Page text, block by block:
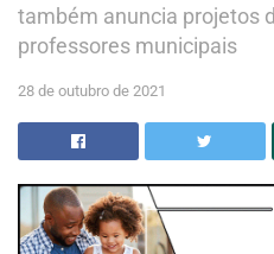
também anuncia projetos
professores municipais
28 de outubro de 2021